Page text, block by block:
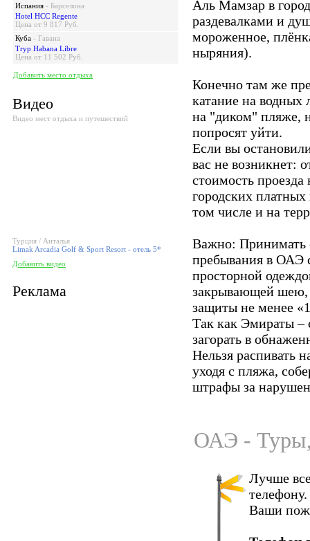
Испания - Барселона
Hotel HCC Regente
Цена от 9 817 Руб.
Куба - Гавана
Tryp Habana Libre
Цена от 11 502 Руб.
Добавить место отдыха
Видео
Видео мест отдыха и путешествий
Турция / Анталья
Limak Arcadia Golf & Sport Resort - отель 5*
Добавить видео
Реклама
Аль Мамзар в
раздевалками и
мороженное,
ныряния).
Конечно там же
катание на водных
на "диком" пляже,
попросят уйти.
Если вы
вас не возникнет:
стоимость
городских
том числе и на
Важно: Принимать
пребывания в ОАЭ
просторной
закрывающей шею,
защиты не менее
Так как Эмираты –
загорать в
Нельзя распивать
уходя с пляжа,
штрафы за
ОАЭ - Туры,
Лучше
Ваши